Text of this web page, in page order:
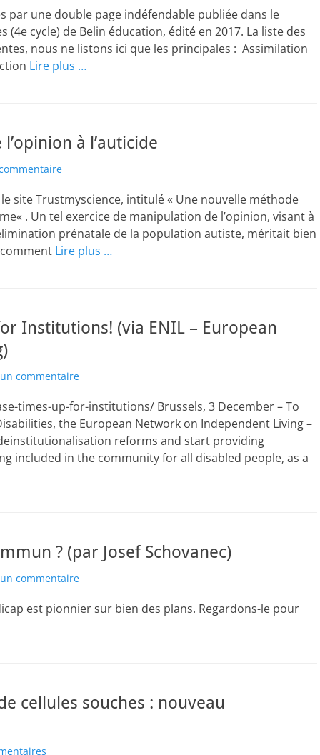
par une double page indéfendable publiée dans le
cycle) de Belin éducation, édité en 2017. La liste des
nous ne listons ici que les principales : Assimilation
Lire plus …
à l’auticide
site Trustmyscience, intitulé « Une nouvelle méthode
. Un tel exercice de manipulation de l’opinion, visant à
prénatale de la population autiste, méritait bien
Lire plus …
Institutions! (via ENIL – European
commentaire
times-up-for-institutions/ Brussels, 3 December – To
the European Network on Independent Living –
reforms and start providing
included in the community for all disabled people, as a
? (par Josef Schovanec)
commentaire
est pionnier sur bien des plans. Regardons-le pour
cellules souches : nouveau